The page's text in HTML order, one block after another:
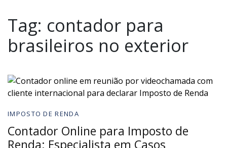
Tag: contador para
brasileiros no exterior
IMPOSTO DE RENDA
Contador Online para Imposto de
Renda: Especialista em Casos